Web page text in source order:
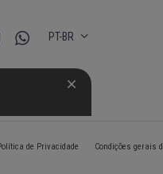
PT-BR
de Privacidade Condições gerais